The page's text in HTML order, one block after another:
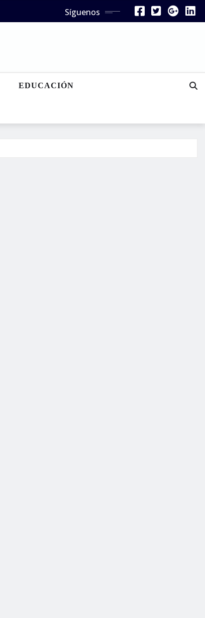
Síguenos
EDUCACIÓN